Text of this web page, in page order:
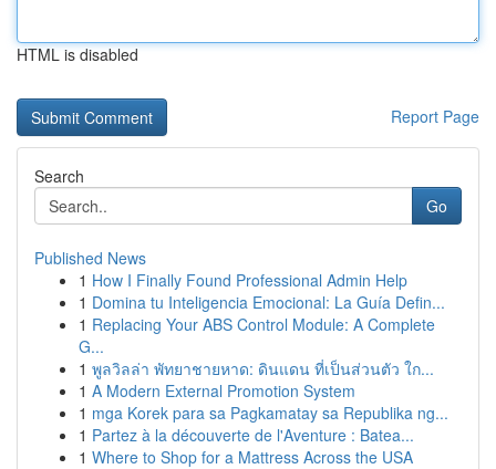
HTML is disabled
Report Page
Search
Go
Published News
1 How I Finally Found Professional Admin Help
1 Domina tu Inteligencia Emocional: La Guía Defin...
1 Replacing Your ABS Control Module: A Complete
G...
1 พูลวิลล่า พัทยาชายหาด: ดินแดน ที่เป็นส่วนตัว ใก...
1 A Modern External Promotion System
1 mga Korek para sa Pagkamatay sa Republika ng...
1 Partez à la découverte de l'Aventure : Batea...
1 Where to Shop for a Mattress Across the USA